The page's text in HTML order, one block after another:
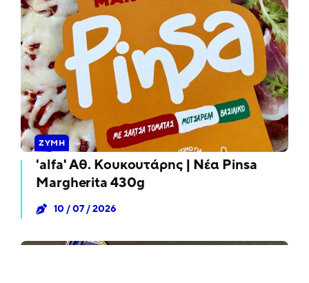
ΖΎΜΗ
'alfa' Αθ. Κουκουτάρης | Νέα Pinsa
Margherita 430g
10 / 07 / 2026